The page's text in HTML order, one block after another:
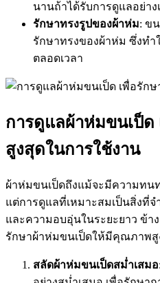
นานถ้าได้รับการดูแลอย่าง
รักษาทรงรูปของผ้าห่ม: ข
รักษาทรงของผ้าห่ม ซึ่งท
ตลอดเวลา
การดูแลผ้าห่มขนเป็
สูงสุดในการใช้งาน
ผ้าห่มขนเป็ดถึงแม้จะมีความทน
แต่การดูแลที่เหมาะสมเป็นสิ่งที่
และความอบอุ่นในระยะยาว ข้
รักษาผ้าห่มขนเป็ดให้มีคุณภาพสู
สลัดผ้าห่มขนเป็ดสม่ำเสมอ